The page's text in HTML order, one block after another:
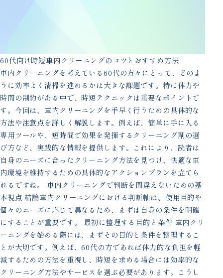
60代向け時短車内クリーニングのコツとおすすめ方法
車内クリーニングを考えている60代の方々にとって、どのよ
うに効率よく清掃を進めるかは大きな課題です。特に体力や
時間の制約がある中で、時短テクニックは重要なポイントで
す。今回は、車内クリーニングを手早く行うための具体的な
方法や注意点を詳しく解説します。例えば、簡単に手に入る
専用ツールや、短時間で効果を発揮するクリーニング剤の選
び方など、実践的な情報を提供します。これにより、読者は
自身のニーズに合ったクリーニング方法を見つけ、快適な車
内環境を維持するための具体的なアクションプランを立てら
れるですね。 車内クリーニングで判断を間違えないための基
本視点 結論車内クリーニングにおける判断軸は、使用目的や
個々のニーズに応じて異なるため、まずは自身の条件を明確
にすることが重要です。 最初に整理する目的と条件 車内クリ
ーニングを始める際には、まずその目的と条件を整理するこ
とが大切です。例えば、60代の方であれば体力的な負担を軽
減するための方法を重視し、時短を求める場合には効率的な
クリーニング方法やサービスを選ぶ必要があります。こうし